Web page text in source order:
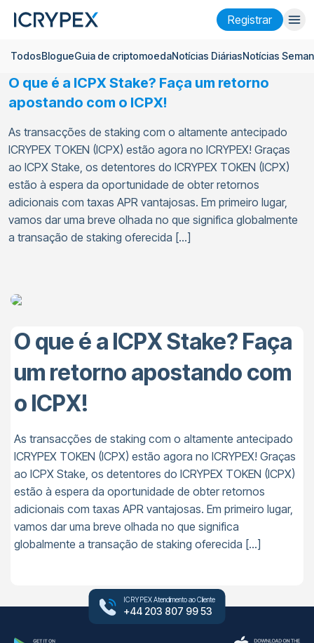
Registrar
Entrar Registrar
Empresa
Pesquisar
Ajuda
Futurosx50
TodosBlogueGuia de criptomoedaNotícias DiáriasNotícias
O que é a ICPX Stake? Faça um retorno
apostando com o ICPX!
As transacções de staking com o altamente antecipado
ICRYPEX TOKEN (ICPX) estão agora no ICRYPEX! Graças
ao ICPX Stake, os detentores do ICRYPEX TOKEN (ICPX)
estão à espera da oportunidade de obter retornos
adicionais com taxas APR vantajosas. Em primeiro lugar,
vamos dar uma breve olhada no que significa globalmente
a transação de staking oferecida […]
O que é a ICPX Stake? Faça
um retorno apostando com
o ICPX!
As transacções de staking com o altamente antecipado
ICRYPEX TOKEN (ICPX) estão agora no ICRYPEX! Graças
ao ICPX Stake, os detentores do ICRYPEX TOKEN (ICPX)
estão à espera da oportunidade de obter retornos
adicionais com taxas APR vantajosas. Em primeiro lugar,
vamos dar uma breve olhada no que significa
globalmente a transação de staking oferecida […]
ICRYPEX Atendimento ao Cliente
+44 203 807 99 53